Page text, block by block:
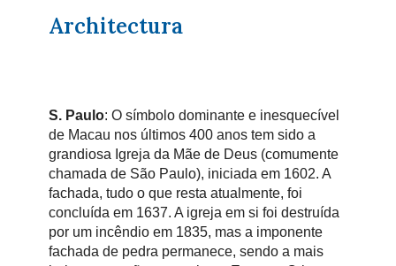
Architectura
S. Paulo: O símbolo dominante e inesquecível
de Macau nos últimos 400 anos tem sido a
grandiosa Igreja da Mãe de Deus (comumente
chamada de São Paulo), iniciada em 1602. A
fachada, tudo o que resta atualmente, foi
concluída em 1637. A igreja em si foi destruída
por um incêndio em 1835, mas a imponente
fachada de pedra permanece, sendo a mais